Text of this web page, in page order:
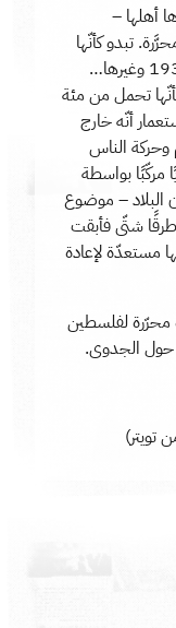
أهلها –
تبدو كأنّها
تثبت تفصيلًا محدّدًا في صور 1929 و1936 وغيرها…
كأنّها تحمل من مئة
أنّه خارج
وحركة الناس
مركّبًا بواسطة
– موضوع
طرقًا شتّى فأبقت
مستعدّة لإعادة
محرّرة لفلسطين
حول الجدوى.